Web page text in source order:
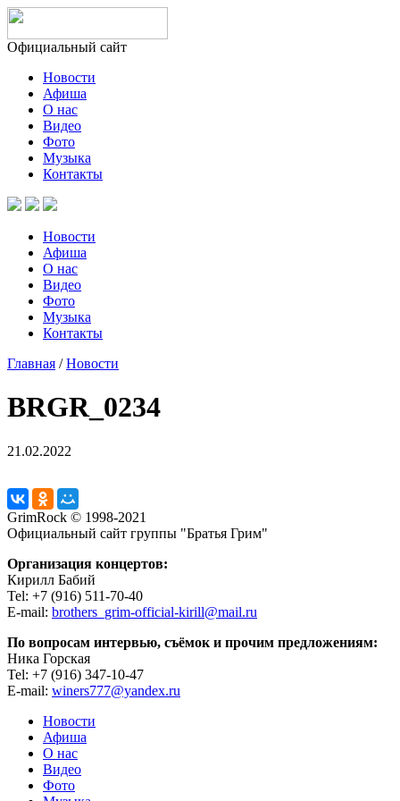
Официальный сайт
Новости
Афиша
О нас
Видео
Фото
Музыка
Контакты
Новости
Афиша
О нас
Видео
Фото
Музыка
Контакты
Главная /Новости
BRGR_0234
21.02.2022
GrimRock © 1998-2021
Официальный сайт группы "Братья Грим"
Организация концертов:
Кирилл Бабий
Tel: +7 (916) 511-70-40
E-mail: brothers_grim-official-kirill@mail.ru
По вопросам интервью, съёмок и прочим предложениям:
Ника Горская
Tel: +7 (916) 347-10-47
E-mail: winers777@yandex.ru
Новости
Афиша
О нас
Видео
Фото